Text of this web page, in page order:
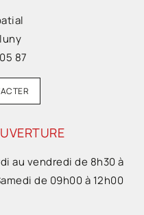
87
au vendredi de 8h30 à
de 09h00 à 12h00